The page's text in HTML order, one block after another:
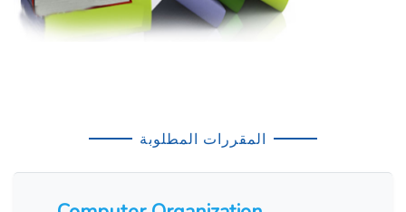
المقررات المطلوبة